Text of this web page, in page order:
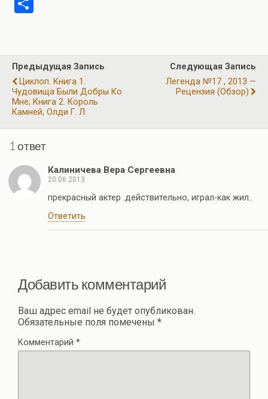
o
o
k
a
m
A
p
p
р
а
в
и
Предыдущая Запись
Циклоп. Книга 1.
Чудовища Были Добры Ко
Мне; Книга 2. Король
Камней, Олди Г. Л.
Следующая Запись
Легенда №17 , 2013 —
Рецензия (обзор)
1 ответ
Калиничева Вера Сергеевна
20.06.2013
прекрасный актер .действительно, играл-как жил..
Ответить
Добавить комментарий
Ваш адрес email не будет опубликован.
Обязательные поля помечены *
Комментарий *